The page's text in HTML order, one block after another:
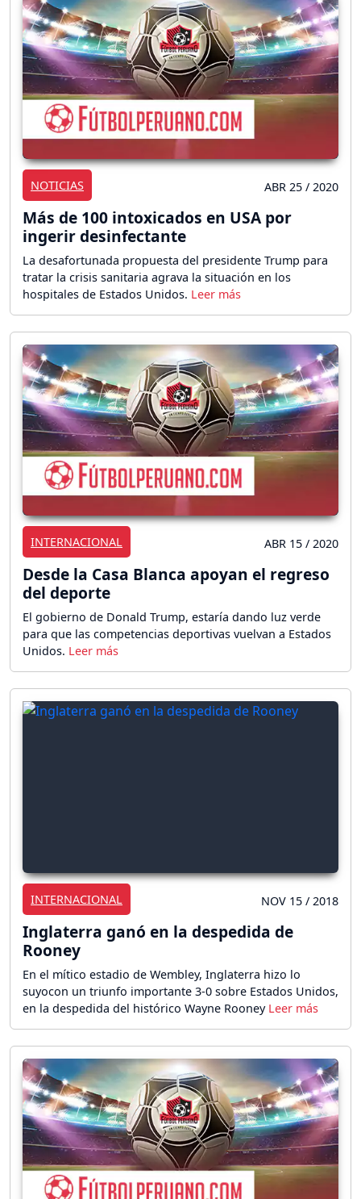
NOTICIAS ABR 25 / 2020
Más de 100 intoxicados en USA por
ingerir desinfectante
La desafortunada propuesta del presidente Trump para
tratar la crisis sanitaria agrava la situación en los
hospitales de Estados Unidos.
INTERNACIONAL ABR 15 / 2020
Desde la Casa Blanca apoyan el regreso
del deporte
El gobierno de Donald Trump, estaría dando luz verde
para que las competencias deportivas vuelvan a Estados
Unidos.
INTERNACIONAL NOV 15 / 2018
Inglaterra ganó en la despedida de
Rooney
En el mítico estadio de Wembley, Inglaterra hizo lo
suyocon un triunfo importante 3-0 sobre Estados Unidos,
en la despedida del histórico Wayne Rooney